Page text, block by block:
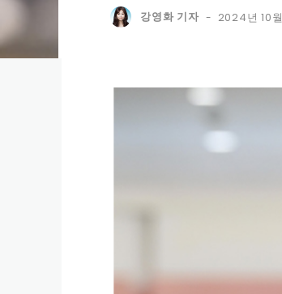
강영화 기자 - 2024년 10